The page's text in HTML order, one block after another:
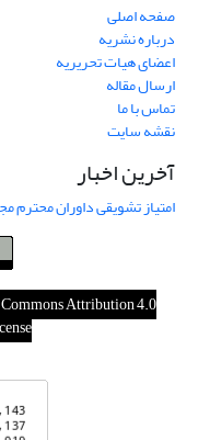
صفحه اصلی
درباره نشریه
اعضای هیات تحریریه
ارسال مقاله
تماس با ما
نقشه سایت
آخرین اخبار
امتیاز تشویقی داوران محترم
Attribution 4.0